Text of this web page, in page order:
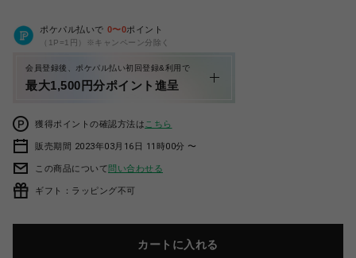
ポケパル払いで 0〜0ポイント
（1P=1円）※キャンペーン分除く
会員登録後、ポケパル払い初回登録&利用で
最大1,500円分ポイント進呈
獲得ポイントの確認方法は こちら
販売期間 2023年03月16日 11時00分 〜
この商品について問い合わせる
ギフト：ラッピング不可
カートに入れる